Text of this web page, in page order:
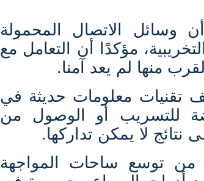
وسائل الاتصال المحمولة
مؤكدًا أن التعامل مع
منها لم يعد آمنا.
تقنيات معلومات حديثة في
للتسريب أو الوصول من
لا يمكن تداركها.
من توسع ساحات المواجهة